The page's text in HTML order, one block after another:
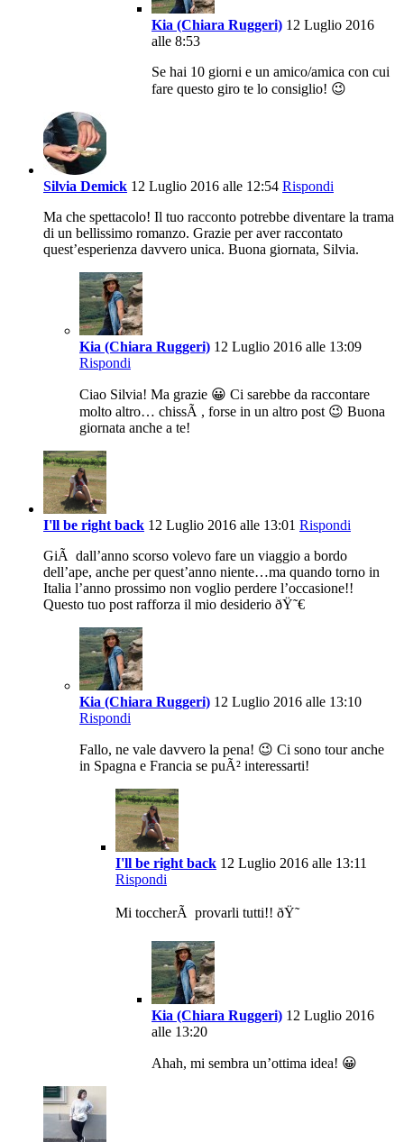
Kia (Chiara Ruggeri) 12 Luglio 2016
alle 8:53
Se hai 10 giorni e un amico/amica con cui
fare questo giro te lo consiglio! 😉
Silvia Demick 12 Luglio 2016 alle 12:54 Rispondi
Ma che spettacolo! Il tuo racconto potrebbe diventare la trama
di un bellissimo romanzo. Grazie per aver raccontato
quest’esperienza davvero unica. Buona giornata, Silvia.
Kia (Chiara Ruggeri) 12 Luglio 2016 alle 13:09
Rispondi
Ciao Silvia! Ma grazie 😀 Ci sarebbe da raccontare
molto altro… chissÃ , forse in un altro post 😉 Buona
giornata anche a te!
I'll be right back 12 Luglio 2016 alle 13:01 Rispondi
GiÃ dall’anno scorso volevo fare un viaggio a bordo
dell’ape, anche per quest’anno niente…ma quando torno in
Italia l’anno prossimo non voglio perdere l’occasione!!
Questo tuo post rafforza il mio desiderio ðŸ˜€
Kia (Chiara Ruggeri) 12 Luglio 2016 alle 13:10
Rispondi
Fallo, ne vale davvero la pena! 😉 Ci sono tour anche
in Spagna e Francia se puÃ² interessarti!
I'll be right back 12 Luglio 2016 alle 13:11
Rispondi
Mi toccherÃ provarli tutti!! ðŸ˜
Kia (Chiara Ruggeri) 12 Luglio 2016
alle 13:20
Ahah, mi sembra un’ottima idea! 😀